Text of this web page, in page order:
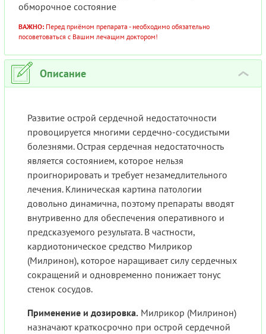
обморочное состояние
ВАЖНО: Перед приёмом препарата - необходимо обязательно
посоветоваться с Вашим лечащим доктором!
Описание ›
Развитие острой сердечной недостаточности
провоцируется многими сердечно-сосудистыми
болезнями. Острая сердечная недостаточность
является состоянием, которое нельзя
проигнорировать и требует незамедлительного
лечения. Клиническая картина патологии
довольно динамична, поэтому препараты вводят
внутривенно для обеспечения оперативного и
предсказуемого результата. В частности,
кардиотоническое средство Милрикор
(Милринон), которое наращивает силу сердечных
сокращений и одновременно понижает тонус
стенок сосудов.
Применение и дозировка. Милрикор (Милринон)
назначают краткосрочно при острой сердечной